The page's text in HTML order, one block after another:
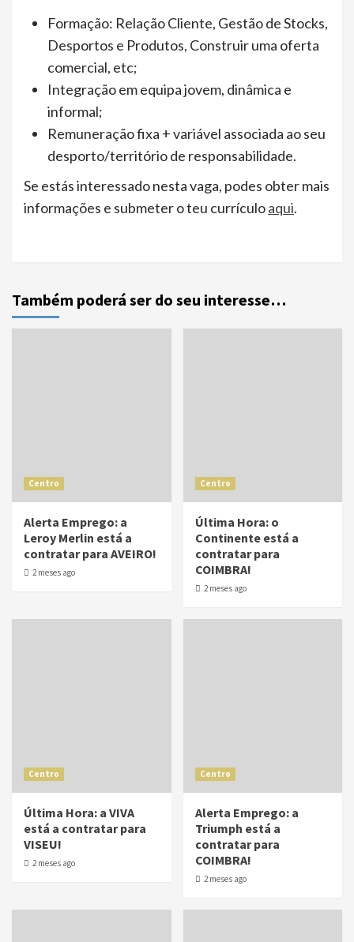
Formação: Relação Cliente, Gestão de Stocks,
Desportos e Produtos, Construir uma oferta
comercial, etc;
Integração em equipa jovem, dinâmica e
informal;
Remuneração fixa + variável associada ao seu
desporto/território de responsabilidade.
Se estás interessado nesta vaga, podes obter mais
informações e submeter o teu currículoaqui.
Também poderá ser do seu interesse…
Centro
Alerta Emprego: a
Leroy Merlin está a
contratar para AVEIRO!
2 meses ago
Centro
Última Hora: o
Continente está a
contratar para
COIMBRA!
2 meses ago
Centro
Última Hora: a VIVA
está a contratar para
VISEU!
2 meses ago
Centro
Alerta Emprego: a
Triumph está a
contratar para
COIMBRA!
2 meses ago